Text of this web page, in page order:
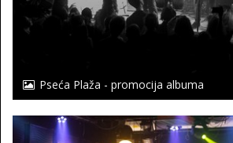
Pseća Plaža - promocija albuma